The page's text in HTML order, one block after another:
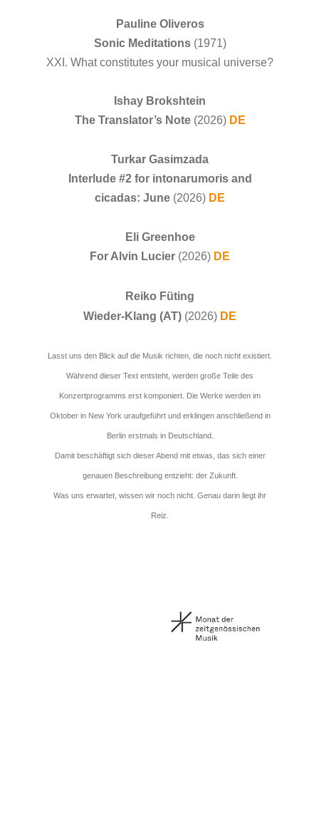
Pauline Oliveros
Sonic Meditations (1971)
XXI. What constitutes your musical universe?
Ishay Brokshtein
The Translator’s Note (2026) DE
Turkar Gasimzada
Interlude #2 for intonarumoris and
cicadas: June (2026) DE
Eli Greenhoe
For Alvin Lucier (2026) DE
Reiko Füting
Wieder-Klang (AT) (2026) DE
Lasst uns den Blick auf die Musik richten, die noch nicht existiert.
Während dieser Text entsteht, werden große Teile des
Konzertprogramms erst komponiert. Die Werke werden im
Oktober in New York uraufgeführt und erklingen anschließend in
Berlin erstmals in Deutschland.
Damit beschäftigt sich dieser Abend mit etwas, das sich einer
genauen Beschreibung entzieht: der Zukunft.
Was uns erwartet, wissen wir noch nicht. Genau darin liegt ihr
Reiz.